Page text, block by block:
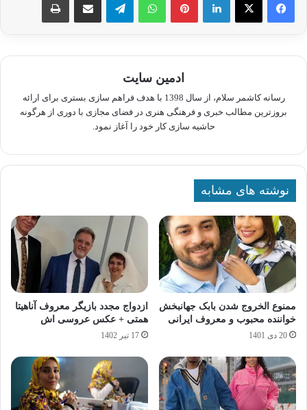
ادمین سایت
رسانه کاشمر سلام، از سال 1398 با هدف فراهم سازی بستری برای ارائه
بروزترین مطالب خبری و فرهنگی هنری در فضای مجازی با دوری از هرگونه
حاشیه سازی کار خود را آغاز نمود.
نوشته های مشابه
ممنوع الخروج شدن بابک جهانبخش
خواننده محبوب و معروف ایرانی
20 دی 1401
ازدواج مجدد بازیگر معروف آناهیتا
همتی + عکس عروسی اش
17 تیر 1402